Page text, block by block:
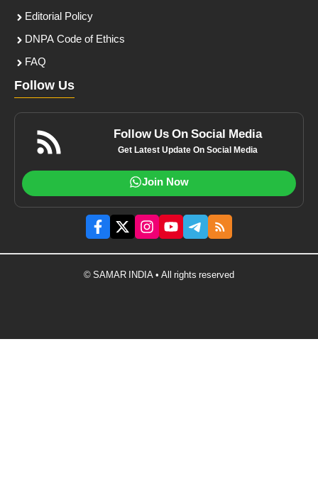
Editorial Policy
DNPA Code of Ethics
FAQ
Follow Us
Follow Us On Social Media
Get Latest Update On Social Media
Join Now
© SAMAR INDIA • All rights reserved